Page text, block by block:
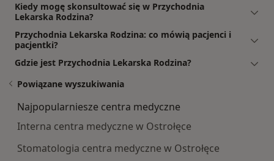
Kiedy mogę skonsultować się w Przychodnia
Lekarska Rodzina?
Przychodnia Lekarska Rodzina: co mówią pacjenci i
pacjentki?
Gdzie jest Przychodnia Lekarska Rodzina?
Powiązane wyszukiwania
Najpopularniesze centra medyczne
Interna centra medyczne w Ostrołęce
Stomatologia centra medyczne w Ostrołęce